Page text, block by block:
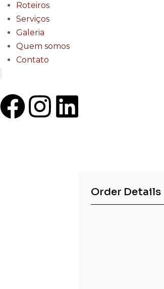
Roteiros
Serviços
Galeria
Quem somos
Contato
Order Details